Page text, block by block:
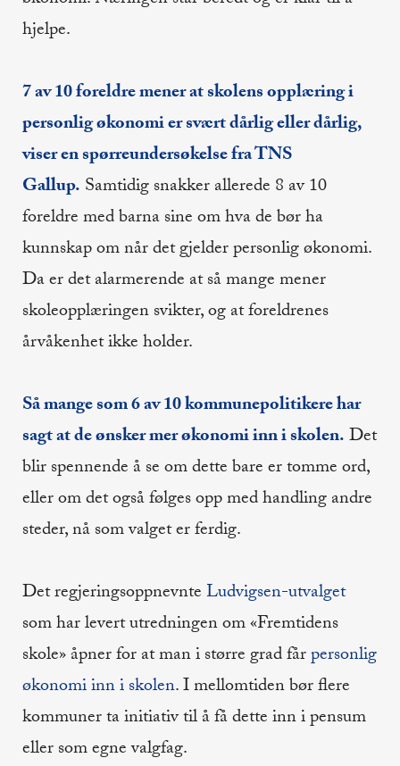
hjelpe.
7 av 10 foreldre mener at skolens opplæring i
personlig økonomi er svært dårlig eller dårlig,
viser en spørreundersøkelse fra TNS
Gallup. Samtidig snakker allerede 8 av 10
foreldre med barna sine om hva de bør ha
kunnskap om når det gjelder personlig økonomi.
Da er det alarmerende at så mange mener
skoleopplæringen svikter, og at foreldrenes
årvåkenhet ikke holder.
Så mange som 6 av 10 kommunepolitikere har
sagt at de ønsker mer økonomi inn i skolen.Det
blir spennende å se om dette bare er tomme ord,
eller om det også følges opp med handling andre
steder, nå som valget er ferdig.
Det regjeringsoppnevnteLudvigsen-utvalget
som har levert utredningen om «Fremtidens
skole» åpner for at man i større grad fårpersonlig
økonomi inn i skolen. I mellomtiden bør flere
kommuner ta initiativ til å få dette inn i pensum
eller som egne valgfag.